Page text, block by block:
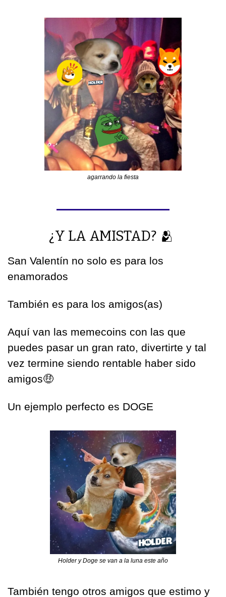
agarrando la fiesta
¿Y LA AMISTAD? 🫂
San Valentín no solo es para los
enamorados
También es para los amigos(as)
Aquí van las memecoins con las que
puedes pasar un gran rato, divertirte y tal
vez termine siendo rentable haber sido
amigos🤑
Un ejemplo perfecto es DOGE
Holder y Doge se van a la luna este año
También tengo otros amigos que estimo y